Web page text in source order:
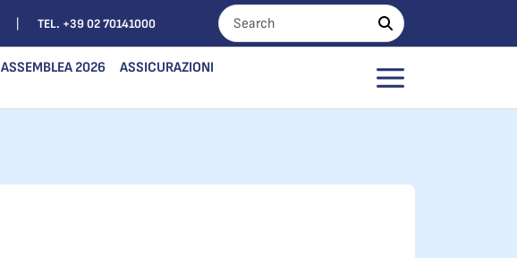
TEL. +39 02 70141000
ASSEMBLEA 2026
ASSICURAZIONI